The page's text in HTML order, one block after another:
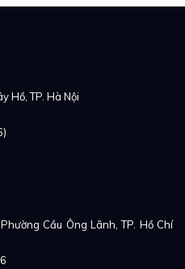
Hồ, TP. Hà Nội
Cầu Ông Lãnh, TP. Hồ Chí